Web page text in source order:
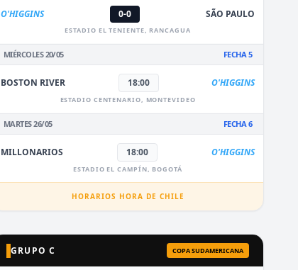
O'HIGGINS 0-0 SÃO PAULO
ESTADIO EL TENIENTE, RANCAGUA
MIÉRCOLES 20/05 FECHA 5
BOSTON RIVER 18:00 O'HIGGINS
ESTADIO CENTENARIO, MONTEVIDEO
MARTES 26/05 FECHA 6
MILLONARIOS 18:00 O'HIGGINS
ESTADIO EL CAMPÍN, BOGOTÁ
HORARIOS HORA DE CHILE
GRUPO C COPA SUDAMERICANA